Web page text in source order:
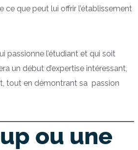
que peut lui offrir l’établissement
passionne l’étudiant et qui soit
un début d’expertise intéressant,
tout en démontrant sa passion
ou une